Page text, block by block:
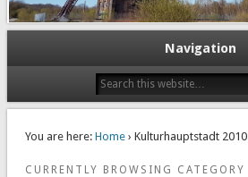
Navigation
You are here: Home› Kulturhauptstadt 2010
CURRENTLY BROWSING CATEGORY